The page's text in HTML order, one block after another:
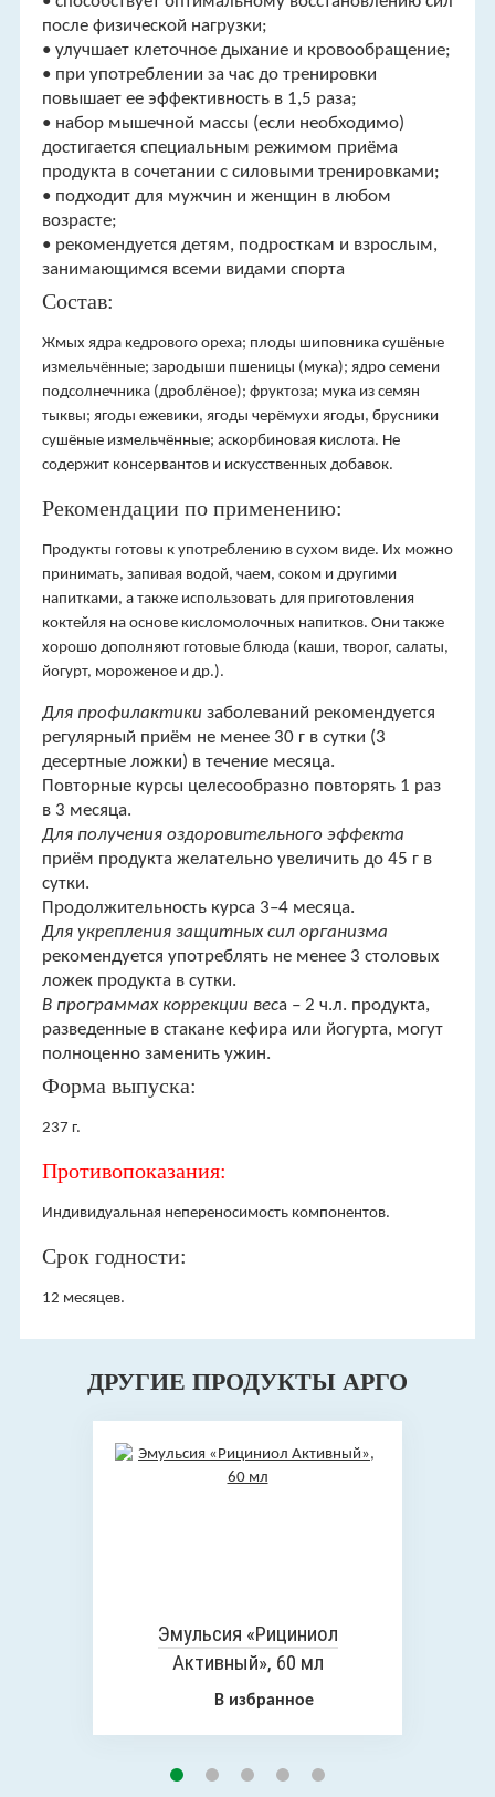
после физической нагрузки;
• улучшает клеточное дыхание и кровообращение;
• при употреблении за час до тренировки
повышает ее эффективность в 1,5 раза;
• набор мышечной массы (если необходимо)
достигается специальным режимом приёма
продукта в сочетании с силовыми тренировками;
• подходит для мужчин и женщин в любом
возрасте;
• рекомендуется детям, подросткам и взрослым,
занимающимся всеми видами спорта
Состав:
Жмых ядра кедрового ореха; плоды шиповника сушёные
измельчённые; зародыши пшеницы (мука); ядро семени
подсолнечника (дроблёное); фруктоза; мука из семян
тыквы; ягоды ежевики, ягоды черёмухи ягоды, брусники
сушёные измельчённые; аскорбиновая кислота. Не
содержит консервантов и искусственных добавок.
Рекомендации по применению:
Продукты готовы к употреблению в сухом виде. Их можно
принимать, запивая водой, чаем, соком и другими
напитками, а также использовать для приготовления
коктейля на основе кисломолочных напитков. Они также
хорошо дополняют готовые блюда (каши, творог, салаты,
йогурт, мороженое и др.).
Для профилактики заболеваний рекомендуется
регулярный приём не менее 30 г в сутки (3
десертные ложки) в течение месяца.
Повторные курсы целесообразно повторять 1 раз
в 3 месяца.
Для получения оздоровительного эффекта
приём продукта желательно увеличить до 45 г в
сутки.
Продолжительность курса 3–4 месяца.
Для укрепления защитных сил организма
рекомендуется употреблять не менее 3 столовых
ложек продукта в сутки.
В программах коррекции веса – 2 ч.л. продукта,
разведенные в стакане кефира или йогурта, могут
полноценно заменить ужин.
Форма выпуска:
237 г.
Противопоказания:
Индивидуальная непереносимость компонентов.
Срок годности:
12 месяцев.
ДРУГИЕ ПРОДУКТЫ АРГО
Эмульсия «Рициниол
Активный», 60 мл
В избранное